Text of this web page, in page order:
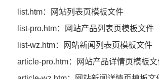
list.htm：网站列表页模板文件
list-pro.htm：网站产品列表页模板文件
list-wz.htm：网站新闻列表页模板文件
article-pro.htm：网站产品详情页模板文